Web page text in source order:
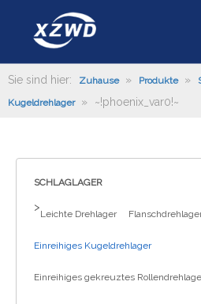
Sie sind hier: Zuhause » Produkte »
Kugeldrehlager
» ~!phoenix_var0!~
SCHLAGLAGER
>
Leichte Drehlager
Einreihiges Kugeldrehlager
Einreihiges gekreuztes